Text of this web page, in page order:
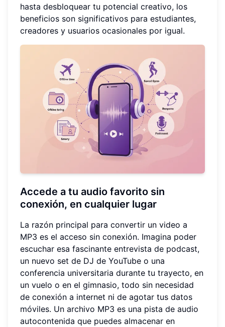
hasta desbloquear tu potencial creativo, los
beneficios son significativos para estudiantes,
creadores y usuarios ocasionales por igual.
Accede a tu audio favorito sin
conexión, en cualquier lugar
La razón principal para convertir un video a
MP3 es el acceso sin conexión. Imagina poder
escuchar esa fascinante entrevista de podcast,
un nuevo set de DJ de YouTube o una
conferencia universitaria durante tu trayecto, en
un vuelo o en el gimnasio, todo sin necesidad
de conexión a internet ni de agotar tus datos
móviles. Un archivo MP3 es una pista de audio
autocontenida que puedes almacenar en